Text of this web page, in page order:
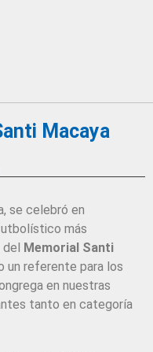
Macaya
se celebró en
más
del Memorial Santi
un referente para los
en nuestras
tanto en categoría